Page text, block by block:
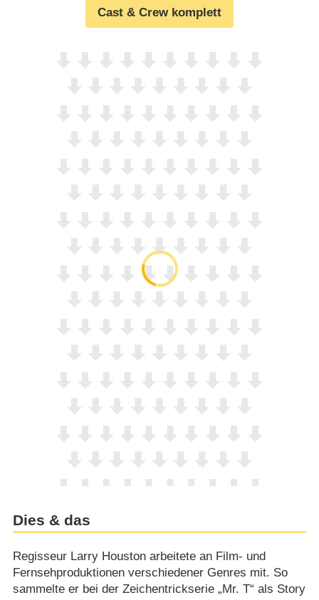
Cast & Crew komplett
Dies & das
Regisseur Larry Houston arbeitete an Film- und
Fernsehproduktionen verschiedener Genres mit. So
sammelte er bei der Zeichentrickserie „Mr. T“ als Story